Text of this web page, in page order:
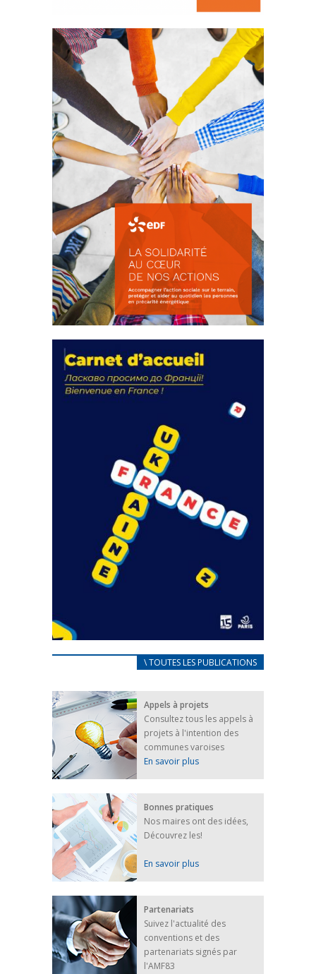
La prévention des conflits
d’intérêts
18 septembre 2023
FEUILLETER
actions
18 septembre 2023
FEUILLETER
CARNET D’ACCUEIL
25 avril 2022
Afin d’accompagner au mieux les réfugiés
ukrainiens arrivés en France,...
FEUILLETER
\ TOUTES LES PUBLICATIONS
Appels à projets
Consultez tous les appels à
projets à l'intention des
communes varoises
En savoir plus
Bonnes pratiques
Nos maires ont des idées,
Découvrez les!
En savoir plus
Partenariats
Suivez l'actualité des
conventions et des
partenariats signés par
l'AMF83